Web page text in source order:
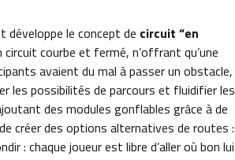
développe le concept de circuit “en
courbe et fermé, n’offrant qu’une
avaient du mal à passer un obstacle,
les possibilités de parcours et fluidifier les
des modules gonflables grâce à de
créer des options alternatives de routes :
: chaque joueur est libre d’aller où bon lui